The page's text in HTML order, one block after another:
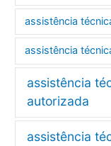
assistência
assistência
assistência
autorizada
assistência